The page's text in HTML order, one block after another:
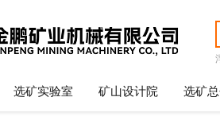
选矿实验室 矿山设计院 选矿